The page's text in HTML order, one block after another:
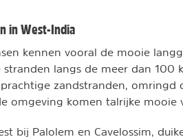
in West-India
kennen vooral de mooie
stranden langs de meer dan 100
zandstranden, omringd
omgeving komen talrijke mooie
bij Palolem en Cavelossim,